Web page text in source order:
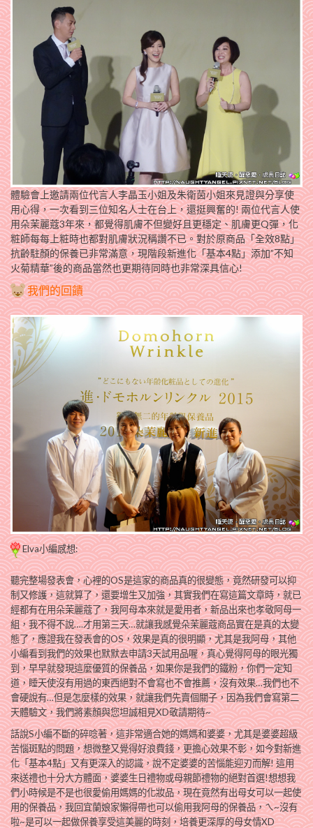
體驗會上邀請兩位代言人李晶玉小姐及朱衛茵小姐來見證與分享使
用心得，一次看到三位知名人士在台上，還挺興奮的! 兩位代言人使
用朵茉麗蔻3年來，都覺得肌膚不但變好且更穩定、肌膚更Q彈，化
粧師每每上粧時也都對肌膚狀況稱讚不已。對於原商品「全效8點」
抗齡駐顏的保養已非常滿意，現階段新進化「基本4點」添加”不知
火菊精華”後的商品當然也更期待同時也非常深具信心!
我們的回饋
Elva小編感想:
聽完整場發表會，心裡的OS是這家的商品真的很變態，竟然研發可以抑
制又修護，這就算了，還要增生又加強，其實我們在寫這篇文章時，就已
經都有在用朵茉麗蔻了，我阿母本來就是愛用者，新品出來也孝敬阿母一
組，我不得不說….才用第三天…就讓我感覺朵茉麗蔻商品實在是真的太變
態了，應證我在發表會的OS，效果是真的很明顯，尤其是我阿母，其他
小編看到我們的效果也默默去申請3天試用品喔，真心覺得阿母的眼光獨
到，早早就發現這麼優質的保養品，如果你是我們的鐵粉，你們一定知
道，睡天使沒有用過的東西絕對不會寫也不會推薦，沒有效果…我們也不
會硬說有…但是怎麼樣的效果，就讓我們先賣個關子，因為我們會寫第二
天體驗文，我們將素顏與您坦誠相見XD敬請期待~
話說S小編不斷的碎唸著，這非常適合她的媽媽和婆婆，尤其是婆婆超級
苦惱斑點的問題，想微整又覺得好浪費錢，更擔心效果不彰，如今對新進
化「基本4點」又有更深入的認識，說不定婆婆的苦惱能迎刃而解! 這用
來送禮也十分大方體面，婆婆生日禮物或母親節禮物的絕對首選!想想我
們小時候是不是也很愛偷用媽媽的化妝品，現在竟然有出母女可以一起使
用的保養品，我回宜蘭娘家懶得帶也可以偷用我阿母的保養品，ㄟ~沒有
啦~是可以一起做保養享受這美麗的時刻，培養更深厚的母女情XD